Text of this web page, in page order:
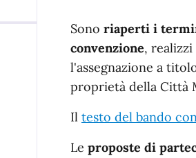
In
Sono riaperti i
convenzione, realizzi
l'assegnazione a
proprietà della Città
Il testo del bando
Le proposte di